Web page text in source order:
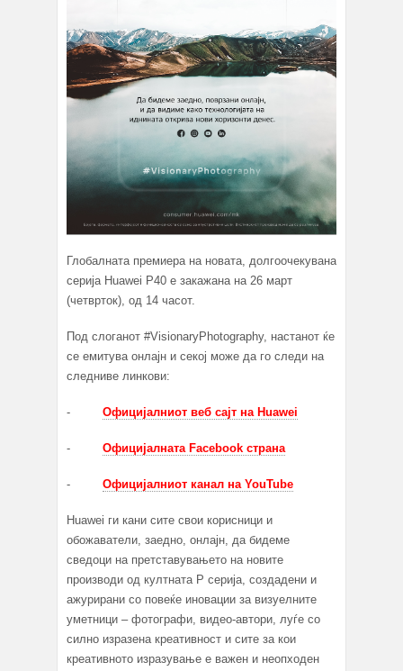
Глобалната премиера на новата, долгоочекувана
серија Huawei P40 е закажана на 26 март
(четврток), од 14 часот.
Под слоганот #VisionaryPhotography, настанот ќе
се емитува онлајн и секој може да го следи на
следниве линкови:
- Официјалниот веб сајт на Huawei
- Официјалната Facebook страна
- Официјалниот канал на YouTube
Huawei ги кани сите свои корисници и
обожаватели, заедно, онлајн, да бидеме
сведоци на претставувањето на новите
производи од култната P серија, создадени и
ажурирани со повеќе иновации за визуелните
уметници – фотографи, видео-автори, луѓе со
силно изразена креативност и сите за кои
креативното изразување е важен и неопходен